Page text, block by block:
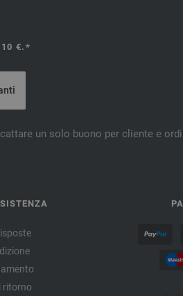
10 €.*
un solo buono per cliente e
ritorno